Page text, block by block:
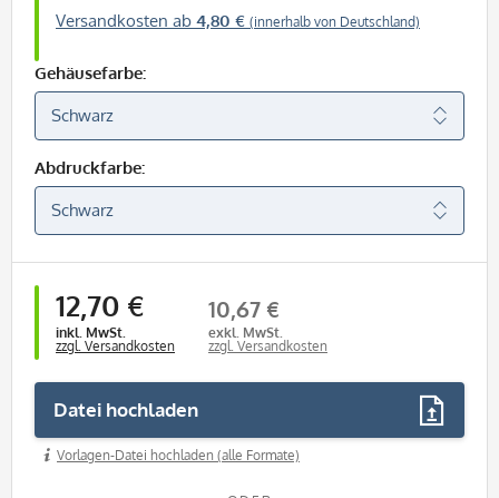
Versandkosten ab 4,80 € (innerhalb von Deutschland)
Gehäusefarbe:
Abdruckfarbe:
12,70 €
inkl. MwSt.
zzgl. Versandkosten
10,67 €
exkl. MwSt.
zzgl. Versandkosten
Datei hochladen
Vorlagen-Datei hochladen (alle Formate)